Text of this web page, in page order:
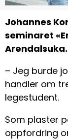
Johannes
seminaret
Arendalsuka.
– Jeg burde
handler om
legestudent.
Som plaster
oppfordring